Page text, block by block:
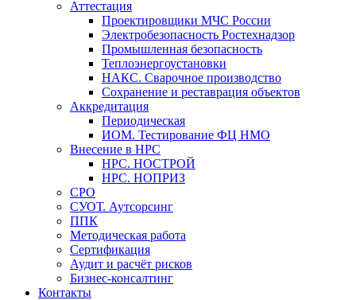
Аттестация
Проектировщики МЧС России
Электробезопасность Ростехнадзор
Промышленная безопасность
Теплоэнергоустановки
НАКС. Сварочное производство
Сохранение и реставрация объектов
Аккредитация
Периодическая
ИОМ. Тестирование ФЦ НМО
Внесение в НРС
НРС. НОСТРОЙ
НРС. НОПРИЗ
СРО
СУОТ. Аутсорсинг
ППК
Методическая работа
Сертификация
Аудит и расчёт рисков
Бизнес-консалтинг
Контакты